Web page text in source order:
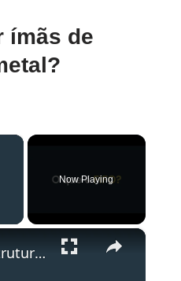
ímãs de
×
Now Playing
×
O que é a estrutura FIFO?